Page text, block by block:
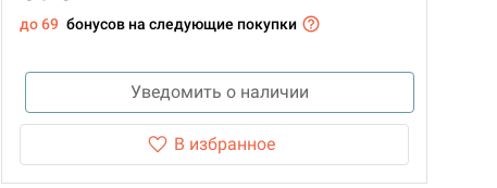
до 69 бонусов на следующие покупки
Уведомить о наличии
В избранное